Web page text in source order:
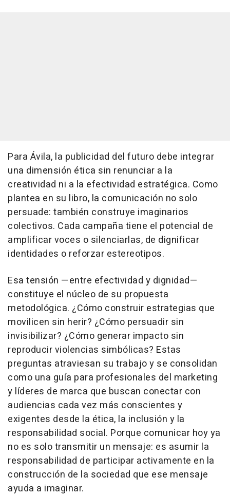
Para Ávila, la publicidad del futuro debe integrar
una dimensión ética sin renunciar a la
creatividad ni a la efectividad estratégica. Como
plantea en su libro, la comunicación no solo
persuade: también construye imaginarios
colectivos. Cada campaña tiene el potencial de
amplificar voces o silenciarlas, de dignificar
identidades o reforzar estereotipos.
Esa tensión —entre efectividad y dignidad—
constituye el núcleo de su propuesta
metodológica. ¿Cómo construir estrategias que
movilicen sin herir? ¿Cómo persuadir sin
invisibilizar? ¿Cómo generar impacto sin
reproducir violencias simbólicas? Estas
preguntas atraviesan su trabajo y se consolidan
como una guía para profesionales del marketing
y líderes de marca que buscan conectar con
audiencias cada vez más conscientes y
exigentes desde la ética, la inclusión y la
responsabilidad social. Porque comunicar hoy ya
no es solo transmitir un mensaje: es asumir la
responsabilidad de participar activamente en la
construcción de la sociedad que ese mensaje
ayuda a imaginar.